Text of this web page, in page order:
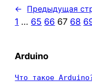
← Предыдущая
1 … 65 66 67 68
Arduino
Что такое